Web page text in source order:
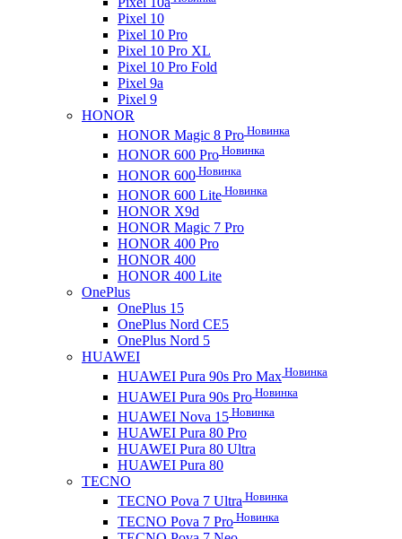
Pixel 10
Pixel 10 Pro
Pixel 10 Pro XL
Pixel 10 Pro Fold
Pixel 9a
Pixel 9
HONOR
HONOR Magic 8 Pro Новинка
HONOR 600 Pro Новинка
HONOR 600 Новинка
HONOR 600 Lite Новинка
HONOR X9d
HONOR Magic 7 Pro
HONOR 400 Pro
HONOR 400
HONOR 400 Lite
OnePlus
OnePlus 15
OnePlus Nord CE5
OnePlus Nord 5
HUAWEI
HUAWEI Pura 90s Pro Max Новинка
HUAWEI Pura 90s Pro Новинка
HUAWEI Nova 15 Новинка
HUAWEI Pura 80 Pro
HUAWEI Pura 80 Ultra
HUAWEI Pura 80
TECNO
TECNO Pova 7 Ultra Новинка
TECNO Pova 7 Pro Новинка